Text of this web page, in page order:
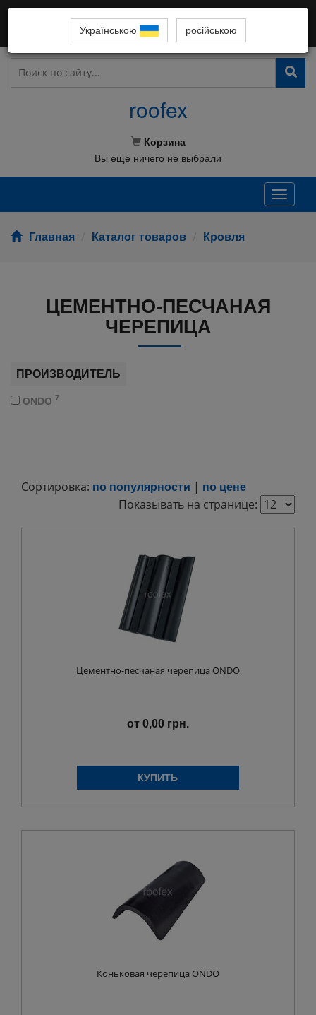
Українською російською
ВСІ СПІВРОБІТНИКИ У ЛАВАХ ЗСУ! СЛАВА УКРАЇНІ!
099-066-36-38
roofex
Корзина
Вы еще ничего не выбрали
Toggle
Главная Каталог товаров Кровля
ЦЕМЕНТНО-ПЕСЧАНАЯ
ЧЕРЕПИЦА
ПРОИЗВОДИТЕЛЬ
ONDO 7
Сортировка: по популярности | по цене
Показывать на странице:
Цементно-песчаная черепица ONDO
от 0,00 грн.
Коньковая черепица ONDO